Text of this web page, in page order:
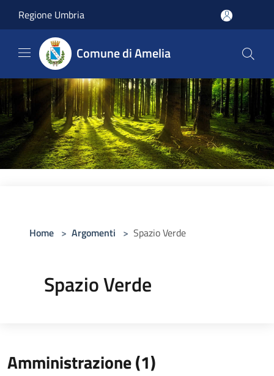
Regione Umbria
Comune di Amelia
Home > Argomenti > Spazio Verde
Spazio Verde
Amministrazione (1)